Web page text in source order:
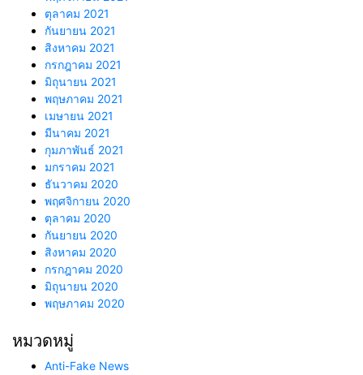
ตุลาคม 2021
กันยายน 2021
สิงหาคม 2021
กรกฎาคม 2021
มิถุนายน 2021
พฤษภาคม 2021
เมษายน 2021
มีนาคม 2021
กุมภาพันธ์ 2021
มกราคม 2021
ธันวาคม 2020
พฤศจิกายน 2020
ตุลาคม 2020
กันยายน 2020
สิงหาคม 2020
กรกฎาคม 2020
มิถุนายน 2020
พฤษภาคม 2020
หมวดหมู่
Anti-Fake News